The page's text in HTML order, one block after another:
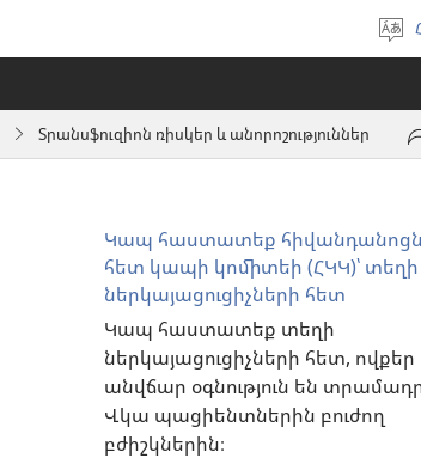
Տրանսֆուզիոն ռիսկեր և անորոշություններ
Կապ հաստատեք
հետ կապի կոմիտեի (ՀԿԿ)՝ տեղի
ներկայացուցիչների հետ
Կապ հաստատեք տեղի
ներկայացուցիչների հետ, ովքեր
անվճար օգնություն են
Վկա պացիենտներին բուժող
բժիշկներին։